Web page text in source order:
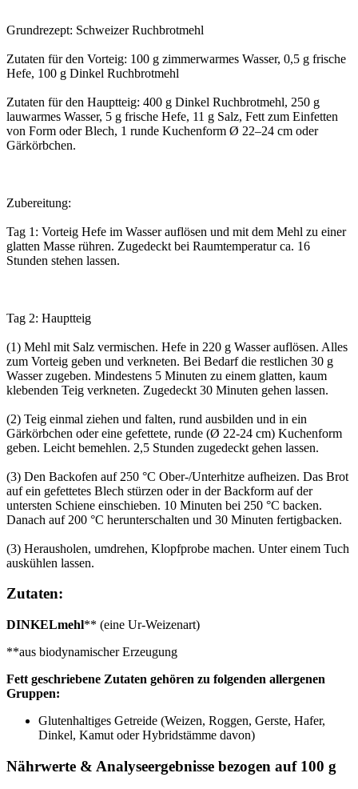
Grundrezept: Schweizer Ruchbrotmehl
Zutaten für den Vorteig: 100 g zimmerwarmes Wasser, 0,5 g frische
Hefe, 100 g Dinkel Ruchbrotmehl
Zutaten für den Hauptteig: 400 g Dinkel Ruchbrotmehl, 250 g
lauwarmes Wasser, 5 g frische Hefe, 11 g Salz, Fett zum Einfetten
von Form oder Blech, 1 runde Kuchenform Ø 22–24 cm oder
Gärkörbchen.
Zubereitung:
Tag 1: Vorteig Hefe im Wasser auflösen und mit dem Mehl zu einer
glatten Masse rühren. Zugedeckt bei Raumtemperatur ca. 16
Stunden stehen lassen.
Tag 2: Hauptteig
(1) Mehl mit Salz vermischen. Hefe in 220 g Wasser auflösen. Alles
zum Vorteig geben und verkneten. Bei Bedarf die restlichen 30 g
Wasser zugeben. Mindestens 5 Minuten zu einem glatten, kaum
klebenden Teig verkneten. Zugedeckt 30 Minuten gehen lassen.
(2) Teig einmal ziehen und falten, rund ausbilden und in ein
Gärkörbchen oder eine gefettete, runde (Ø 22-24 cm) Kuchenform
geben. Leicht bemehlen. 2,5 Stunden zugedeckt gehen lassen.
(3) Den Backofen auf 250 °C Ober-/Unterhitze aufheizen. Das Brot
auf ein gefettetes Blech stürzen oder in der Backform auf der
untersten Schiene einschieben. 10 Minuten bei 250 °C backen.
Danach auf 200 °C herunterschalten und 30 Minuten fertigbacken.
(3) Herausholen, umdrehen, Klopfprobe machen. Unter einem Tuch
auskühlen lassen.
Zutaten:
DINKELmehl** (eine Ur-Weizenart)
**aus biodynamischer Erzeugung
Fett geschriebene Zutaten gehören zu folgenden allergenen
Gruppen:
Glutenhaltiges Getreide (Weizen, Roggen, Gerste, Hafer,
Dinkel, Kamut oder Hybridstämme davon)
Nährwerte & Analyseergebnisse bezogen auf 100 g